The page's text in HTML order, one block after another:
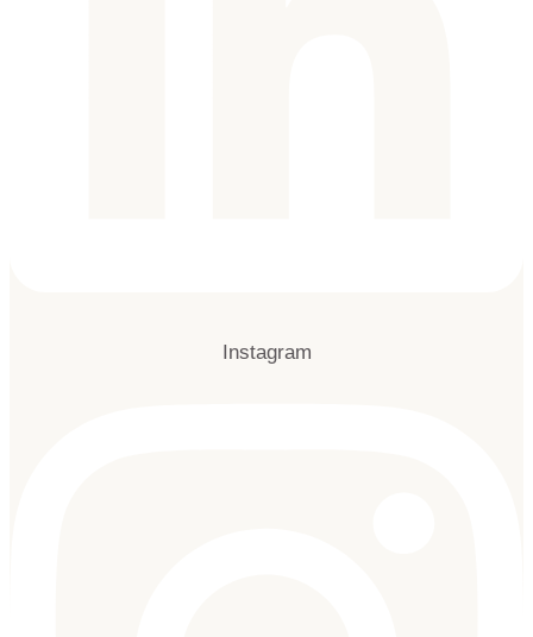
Instagram